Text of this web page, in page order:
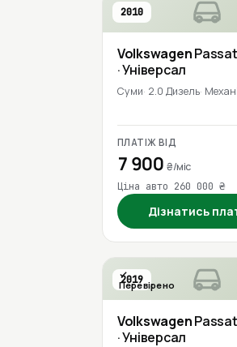
2010
VolkswagenPassat
· Універсал
Суми 2.0 Дизель
ПЛАТІЖ ВІД
7 900₴/міс
Ціна авто 260 000 ₴
Дізнатись
2019
Перевірено
VolkswagenPassat
· Універсал